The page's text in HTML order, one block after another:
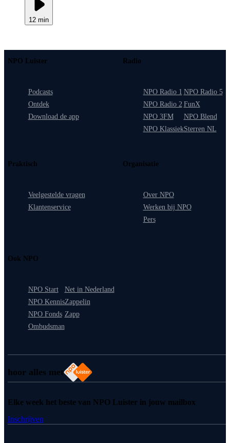
12 min
hoor alles met
NPO Luister
Podcasts
Ontdek
Download de app
Radio
NPO Radio 1
NPO Radio 2
NPO 3FM
NPO Klassiek
NPO Radio 5
FunX
NPO Blend
Sterren NL
Praktisch
Veelgestelde vragen
Klantenservice
Organisatie
Over NPO
Werken bij NPO
Pers
Ook NPO
NPO Start
NPO Kennis
NPO Fonds
Ombudsman
Net in Nederland
Zappelin
Zapp
Elke week het beste van NPO Luister in jouw mailbox
Inschrijven